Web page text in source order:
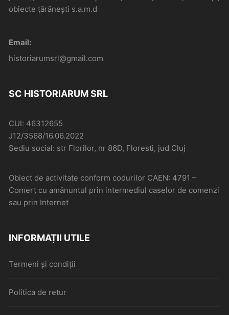
obiecte țărănești s.a.m.d
Email:
historiarumsrl@gmail.com
SC HISTORIARUM SRL
CUI: 46312655
J12/3568/16.06.2022
Sediu social: str Florilor, nr 86D, Floresti, jud Cluj
Obiect de activitate conform codurilor CAEN: 4791 –
Comerţ cu amănuntul prin intermediul caselor de comenzi
sau prin Internet
INFORMAȚII UTILE
Termeni și condiții
Politica de retur